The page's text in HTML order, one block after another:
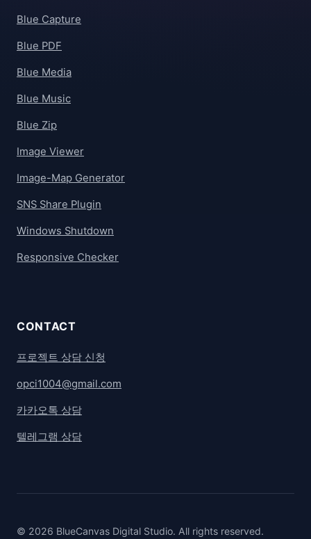
Blue Capture
Blue PDF
Blue Media
Blue Music
Blue Zip
Image Viewer
Image-Map Generator
SNS Share Plugin
Windows Shutdown
Responsive Checker
CONTACT
프로젝트 상담 신청
opci1004@gmail.com
카카오톡 상담
텔레그램 상담
© 2026 BlueCanvas Digital Studio. All rights reserved.